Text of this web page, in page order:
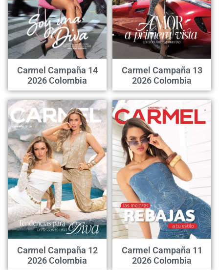
Carmel Campaña 14
2026 Colombia
Carmel Campaña 13
2026 Colombia
Carmel Campaña 12
2026 Colombia
Carmel Campaña 11
2026 Colombia